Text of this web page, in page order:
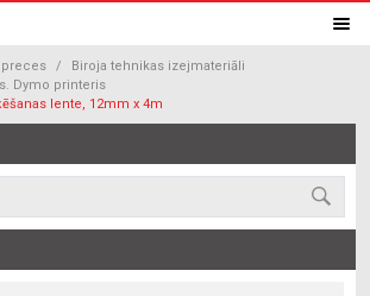
preces
Biroja tehnikas izejmateriāli
Dymo printeris
lente, 12mm x 4m